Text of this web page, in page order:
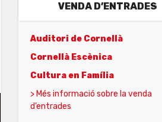
VENDA D’ENTRADES
Auditori de Cornellà
Cornellà Escènica
Cultura en Família
> Més informació sobre la venda
d’entrades